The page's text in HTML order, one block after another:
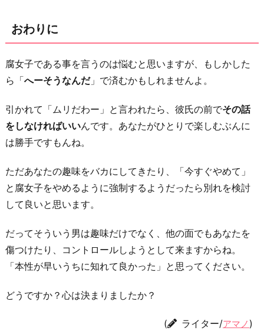
おわりに
腐女子である事を言うのは悩むと思いますが、もしかした
ら「へーそうなんだ」で済むかもしれませんよ。
引かれて「ムリだわー」と言われたら、彼氏の前でその話
をしなければいいんです。あなたがひとりで楽しむぶんに
は勝手ですもんね。
ただあなたの趣味をバカにしてきたり、「今すぐやめて」
と腐女子をやめるように強制するようだったら別れを検討
して良いと思います。
だってそういう男は趣味だけでなく、他の面でもあなたを
傷つけたり、コントロールしようとして来ますからね。
「本性が早いうちに知れて良かった」と思ってください。
どうですか？心は決まりましたか？
( ライター/アマノ )